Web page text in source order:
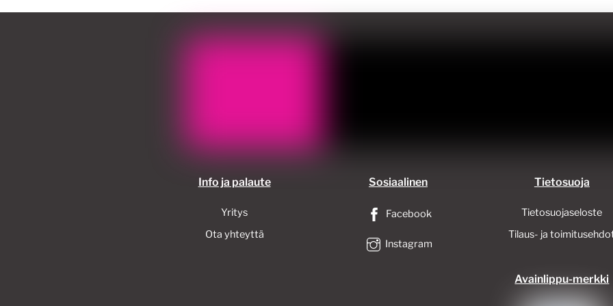
valinnat
tuotteen
Info ja palaute
Yritys
Ota yhteyttä
Sosiaalinen
Facebook
Instagram
Tietosuoja
Tietosuojaseloste
Tilaus- ja
Avainlippu-merkki